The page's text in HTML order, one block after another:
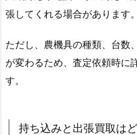
張してくれる場合があります。
ただし、農機具の種類、台数
が変わるため、査定依頼時に
す。
持ち込みと出張買取は